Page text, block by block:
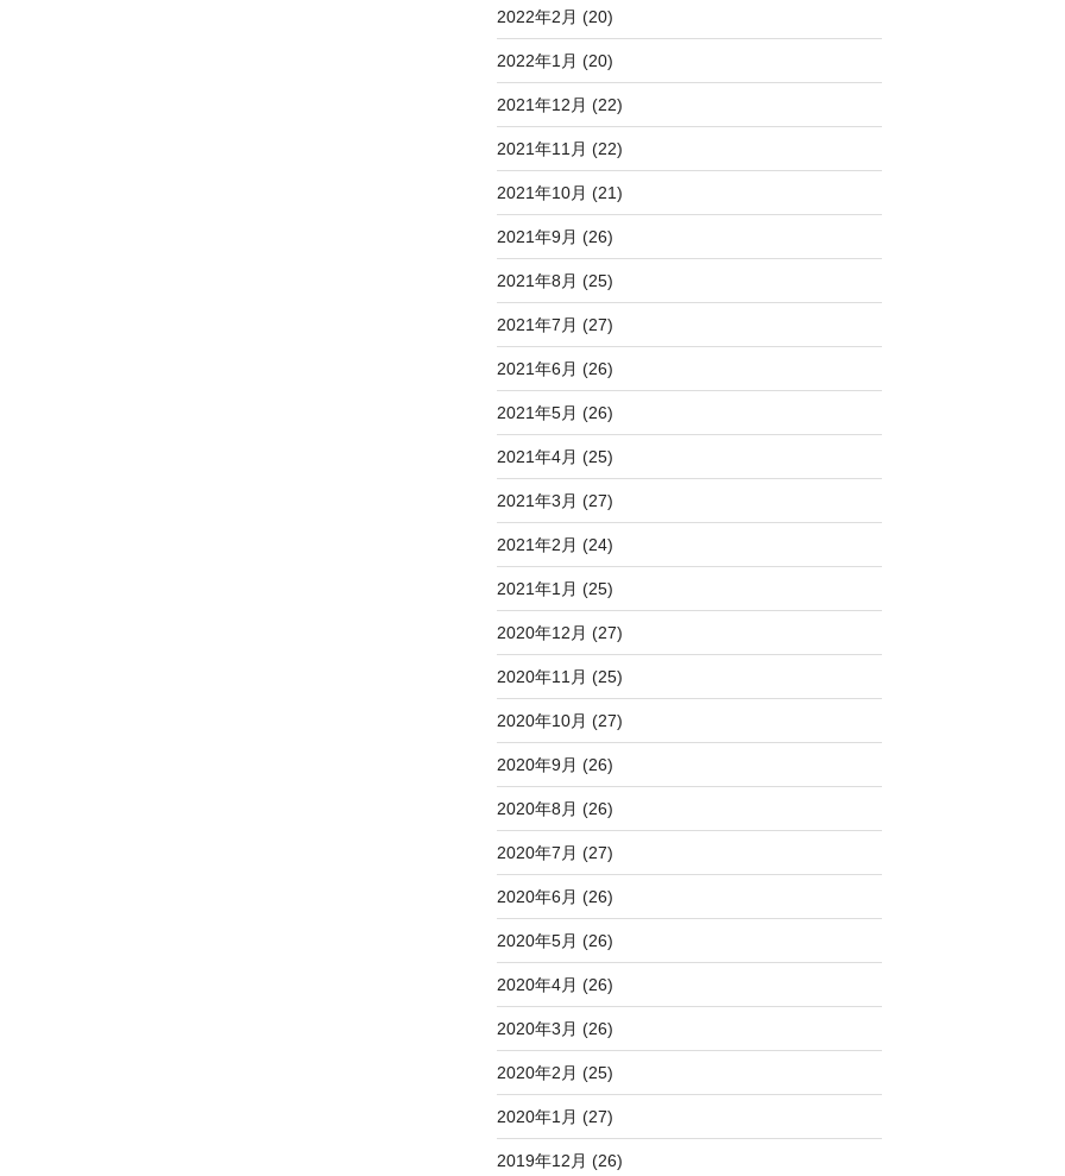
2022年2月 (20)
2022年1月 (20)
2021年12月 (22)
2021年11月 (22)
2021年10月 (21)
2021年9月 (26)
2021年8月 (25)
2021年7月 (27)
2021年6月 (26)
2021年5月 (26)
2021年4月 (25)
2021年3月 (27)
2021年2月 (24)
2021年1月 (25)
2020年12月 (27)
2020年11月 (25)
2020年10月 (27)
2020年9月 (26)
2020年8月 (26)
2020年7月 (27)
2020年6月 (26)
2020年5月 (26)
2020年4月 (26)
2020年3月 (26)
2020年2月 (25)
2020年1月 (27)
2019年12月 (26)